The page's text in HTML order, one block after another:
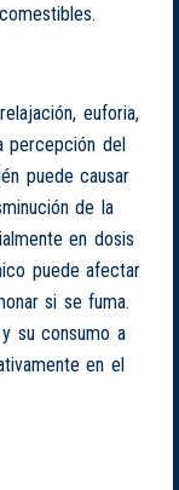
euforia,
percepción del
puede causar
de la
en dosis
puede afectar
si se fuma.
su consumo a
en el